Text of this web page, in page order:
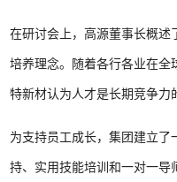
在研讨会上，高源董事长概述
培养理念。随着各行各业在全
特新材认为人才是长期竞争力
为支持员工成长，集团建立了
持、实用技能培训和一对一导